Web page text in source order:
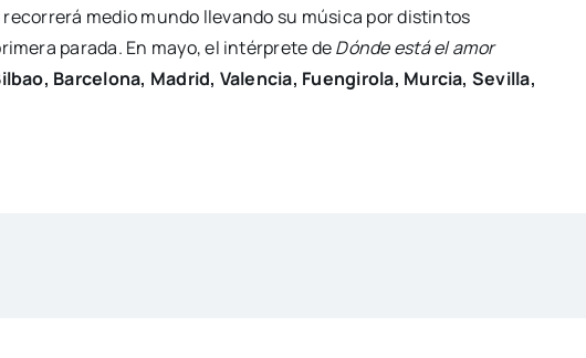
recorrerá medio mundo llevando su música por distintos
parada. En mayo, el intérprete deDónde está el amor
Barcelona, Madrid, Valencia, Fuengirola, Murcia, Sevilla,